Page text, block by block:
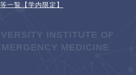
一覧【学内限定】
INSTITUTE OF
MEDICINE